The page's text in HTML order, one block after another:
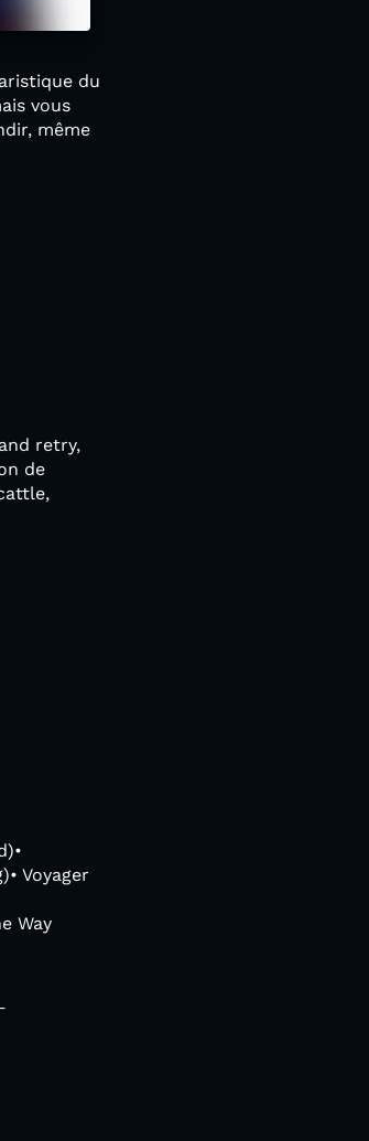
du
vous
même
retry,
de
Voyager
Way